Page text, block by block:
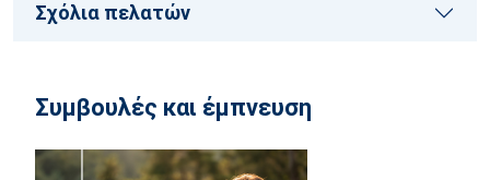
Σχόλια πελατών
Συμβουλές και έμπνευση